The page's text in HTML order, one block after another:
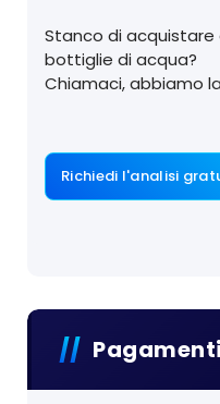
Stanco di
bottiglie di acqua?
Chiamaci, abbiamo
Richiedi l'analisi